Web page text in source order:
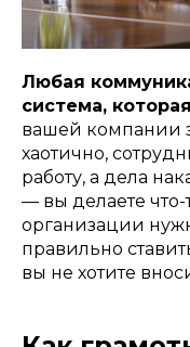
Любая
система,
вашей компании
хаотично,
работу, а дела
— вы делаете
организации
правильно
вы не хотите